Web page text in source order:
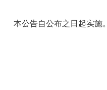
本公告自公布之日起实施。